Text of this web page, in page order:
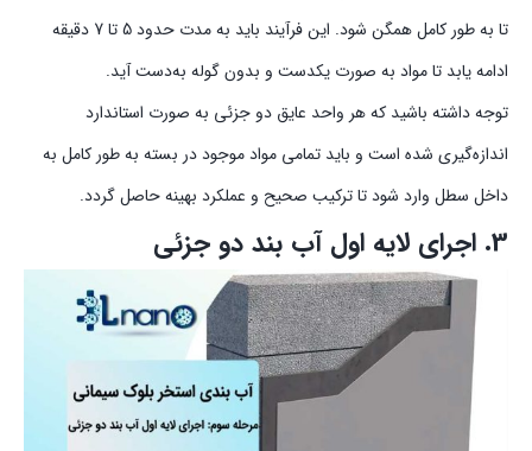
تا به طور کامل همگن شود. این فرآیند باید به مدت حدود 5 تا 7 دقیقه
ادامه یابد تا مواد به صورت یکدست و بدون گوله به‌دست آید.
توجه داشته باشید که هر واحد عایق دو جزئی به صورت استاندارد
اندازه‌گیری شده است و باید تمامی مواد موجود در بسته به طور کامل به
داخل سطل وارد شود تا ترکیب صحیح و عملکرد بهینه حاصل گردد.
3. اجرای لایه اول آب بند دو جزئی